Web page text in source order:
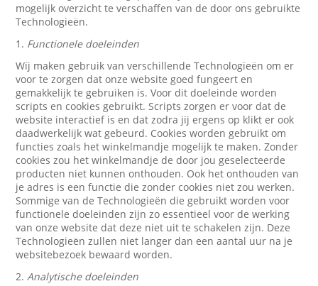
mogelijk overzicht te verschaffen van de door ons gebruikte
Technologieën.
1. Functionele doeleinden
Wij maken gebruik van verschillende Technologieën om er
voor te zorgen dat onze website goed fungeert en
gemakkelijk te gebruiken is. Voor dit doeleinde worden
scripts en cookies gebruikt. Scripts zorgen er voor dat de
website interactief is en dat zodra jij ergens op klikt er ook
daadwerkelijk wat gebeurd. Cookies worden gebruikt om
functies zoals het winkelmandje mogelijk te maken. Zonder
cookies zou het winkelmandje de door jou geselecteerde
producten niet kunnen onthouden. Ook het onthouden van
je adres is een functie die zonder cookies niet zou werken.
Sommige van de Technologieën die gebruikt worden voor
functionele doeleinden zijn zo essentieel voor de werking
van onze website dat deze niet uit te schakelen zijn. Deze
Technologieën zullen niet langer dan een aantal uur na je
websitebezoek bewaard worden.
2.Analytische doeleinden